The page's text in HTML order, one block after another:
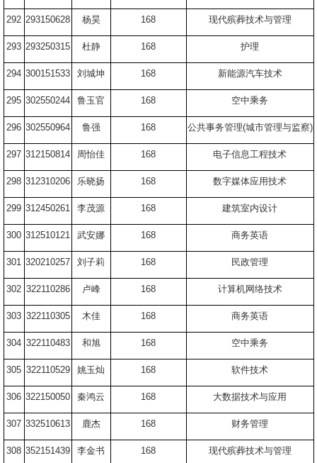
292 293150628 杨昊 168 现代殡葬技术与管理
293 293250315 杜静 168 护理
294 300151533 刘城坤 168 新能源汽车技术
295 302550244 鲁玉官 168 空中乘务
296 302550964 鲁强 168 公共事务管理(城市管理与监察)
297 312150814 周怡佳 168 电子信息工程技术
298 312310206 乐晓扬 168 数字媒体应用技术
299 312450261 李茂源 168 建筑室内设计
300 312510121 武安娜 168 商务英语
301 320210257 刘子莉 168 民政管理
302 322110286 卢峰 168 计算机网络技术
303 322110305 木佳 168 商务英语
304 322110483 和旭 168 空中乘务
305 322110529 姚玉灿 168 软件技术
306 322150050 秦鸿云 168 大数据技术与应用
307 332510613 鹿杰 168 财务管理
308 352151439 李金书 168 现代殡葬技术与管理